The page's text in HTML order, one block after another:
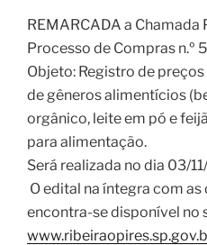
REMARCADA a Chamada
Processo de Compras n.º
Objeto: Registro de
de gêneros alimentícios
orgânico, leite em pó e
para alimentação.
Será realizada no dia 03/
O edital na íntegra com
encontra-se disponível no